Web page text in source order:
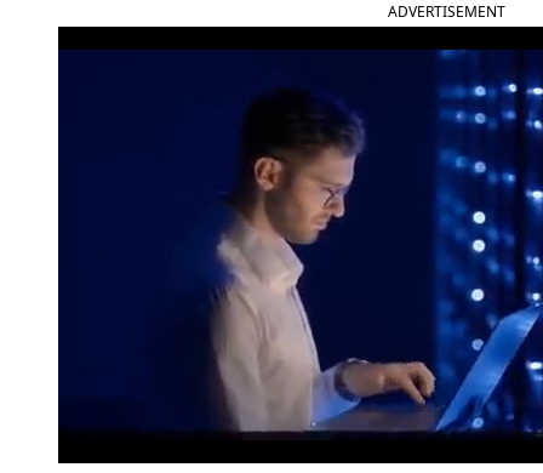
ADVERTISEMENT